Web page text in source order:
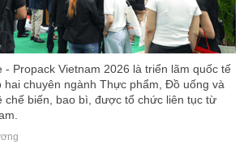
- Propack Vietnam 2026 là triển lãm quốc tế
chuyên ngành Thực phẩm, Đồ uống và
chế biến, bao bì, được tổ chức liên tục từ